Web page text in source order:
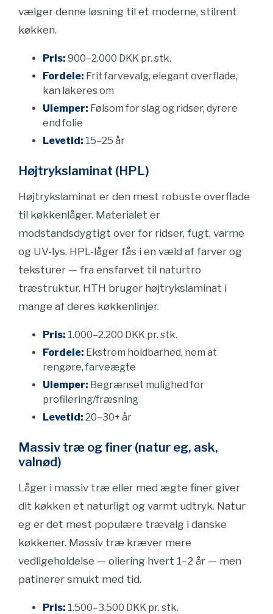
vælger denne løsning til et moderne, stilrent
køkken.
Pris: 900–2.000 DKK pr. stk.
Fordele: Frit farvevalg, elegant overflade,
kan lakeres om
Ulemper: Følsom for slag og ridser, dyrere
end folie
Levetid: 15–25 år
Højtrykslaminat (HPL)
Højtrykslaminat er den mest robuste overflade
til køkkenlåger. Materialet er
modstandsdygtigt over for ridser, fugt, varme
og UV-lys. HPL-låger fås i en væld af farver og
teksturer — fra ensfarvet til naturtro
træstruktur. HTH bruger højtrykslaminat i
mange af deres køkkenlinjer.
Pris: 1.000–2.200 DKK pr. stk.
Fordele: Ekstrem holdbarhed, nem at
rengøre, farveægte
Ulemper: Begrænset mulighed for
profilering/fræsning
Levetid: 20–30+ år
Massiv træ og finer (natur eg, ask,
valnød)
Låger i massiv træ eller med ægte finer giver
dit køkken et naturligt og varmt udtryk. Natur
eg er det mest populære trævalg i danske
køkkener. Massiv træ kræver mere
vedligeholdelse — oliering hvert 1–2 år — men
patinerer smukt med tid.
Pris: 1.500–3.500 DKK pr. stk.